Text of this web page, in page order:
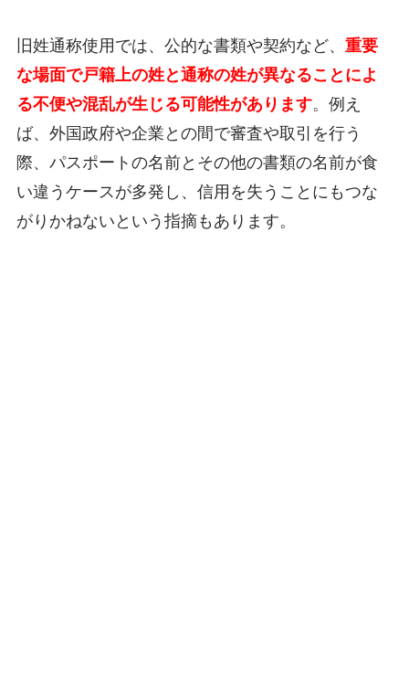
旧姓通称使用では、公的な書類や契約など、 重要
な場面で戸籍上の姓と通称の姓が異なることによ
る不便や混乱が生じる可能性があります。例え
ば、外国政府や企業との間で審査や取引を行う
際、パスポートの名前とその他の書類の名前が食
い違うケースが多発し、信用を失うことにもつな
がりかねないという指摘もあります。